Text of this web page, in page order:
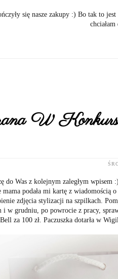
się nasze zakupy :) Bo tak to
W
do Was z kolejnym zaległym wpisem
mama podała mi kartę z wiadomością
zdjęcia stylizacji na szpilkach.
i w grudniu, po powrocie z pracy,
za 100 zł. Paczuszka dotarła w